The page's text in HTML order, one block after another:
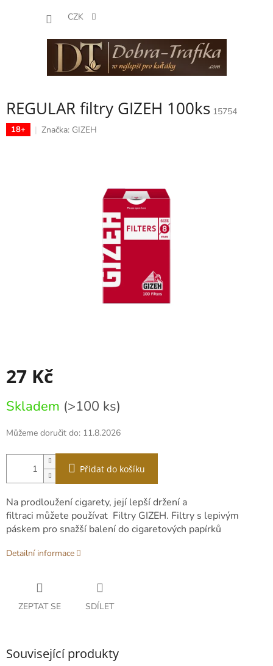
CZK
REGULAR filtry GIZEH 100ks 15754
18+ Značka: GIZEH
27 Kč
cena:
Skladem (>100 ks)
Můžeme doručit do: 11.8.2026
Přidat do košíku
Na prodloužení cigarety, její lepší držení a
filtraci můžete používat Filtry GIZEH. Filtry s lepivým
páskem pro snažší balení do cigaretových papírků
Detailní informace
ZEPTAT SE SDÍLET
Související produkty